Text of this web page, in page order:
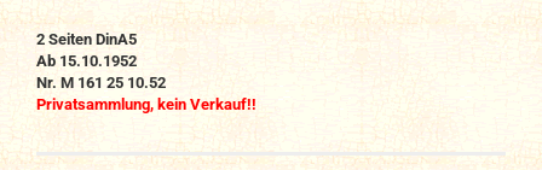
2 Seiten DinA5
Ab 15.10.1952
Nr. M 161 25 10.52
Privatsammlung, kein Verkauf!!